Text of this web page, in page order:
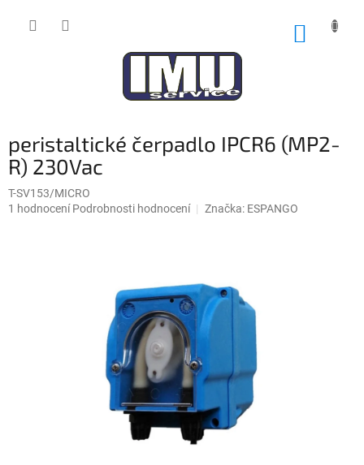
peristaltické čerpadlo IPCR6 (MP2-
R) 230Vac
T-SV153/MICRO
Průměrné
1 hodnocení Podrobnosti hodnocení Značka: ESPANGO